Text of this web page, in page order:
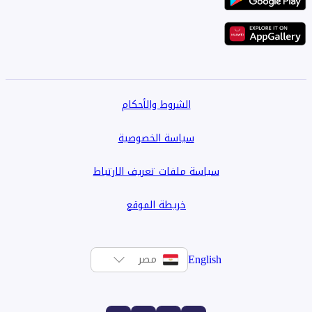
الشروط والأحكام
سياسة الخصوصية
سياسة ملفات تعريف الارتباط
خريطة الموقع
English مصر